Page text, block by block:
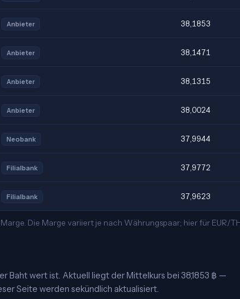
Anbieter 38,1853
Anbieter 38,1471
Anbieter 38,1315
Anbieter 38,0024
Neobank 37,9944
Filialbank 37,9772
Filialbank 37,9623
Die Marge variiert je nach Währungspaar; hier für EUR/
Baht wert ist. Aktuell liegt der Mittelkurs bei 38,1853 ฿ —
Seite werden sekündlich aktualisiert.